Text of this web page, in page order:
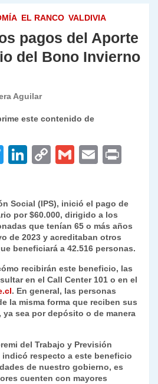
EL RANCO VALDIVIA
pagos del Aporte
del Bono Invierno
Aguilar
este contenido de
T
er
Li
e
dI
n
C
y
Li
n
k
G
l
E
l
Social (IPS), inició el pago de
por $60.000, dirigido a los
que tenían 65 o más años
de 2023 y acreditaban otros
beneficiará a 42.516 personas.
recibirán este beneficio, las
en el Call Center 101 o en el
. En general, las personas
la misma forma que reciben sus
sea por depósito o de manera
del Trabajo y Previsión
respecto a este beneficio
de nuestro gobierno, es
cuenten con mayores